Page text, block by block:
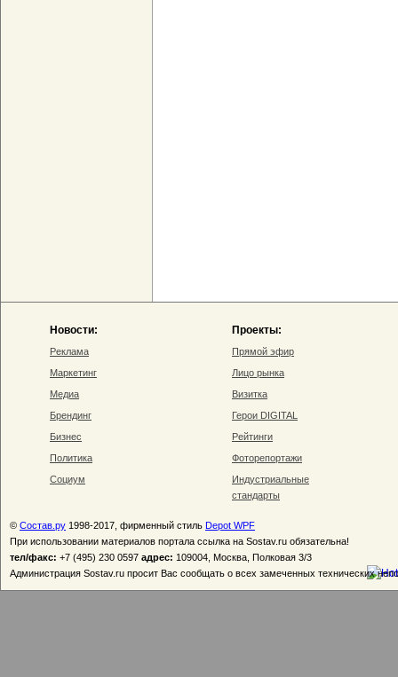
Новости:
Реклама
Маркетинг
Медиа
Брендинг
Бизнес
Политика
Социум
Проекты:
Прямой эфир
Лицо рынка
Визитка
Герои DIGITAL
Рейтинги
Фоторепортажи
Индустриальные
стандарты
© Состав.ру 1998-2017, фирменный стиль Depot WPF
При использовании материалов портала ссылка на Sostav.ru обязательна!
тел/факс: +7 (495) 230 0597 адрес: 109004, Москва, Полковая 3/3
Администрация Sostav.ru просит Вас сообщать о всех замеченных технических